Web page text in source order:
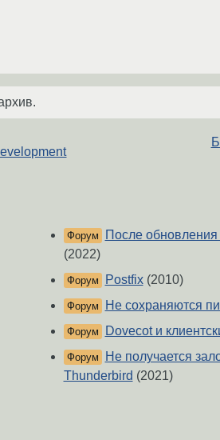
Форум
После обновления
(2022)
Форум Postfix(2010)
Форум Не сохраняются
Форум Dovecot и
Форум
Не получается
Thunderbird (2021)